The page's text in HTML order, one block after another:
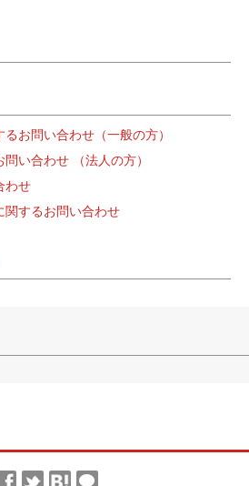
お問い合わせ（一般の方）
い合わせ （法人の方）
わせ
関するお問い合わせ